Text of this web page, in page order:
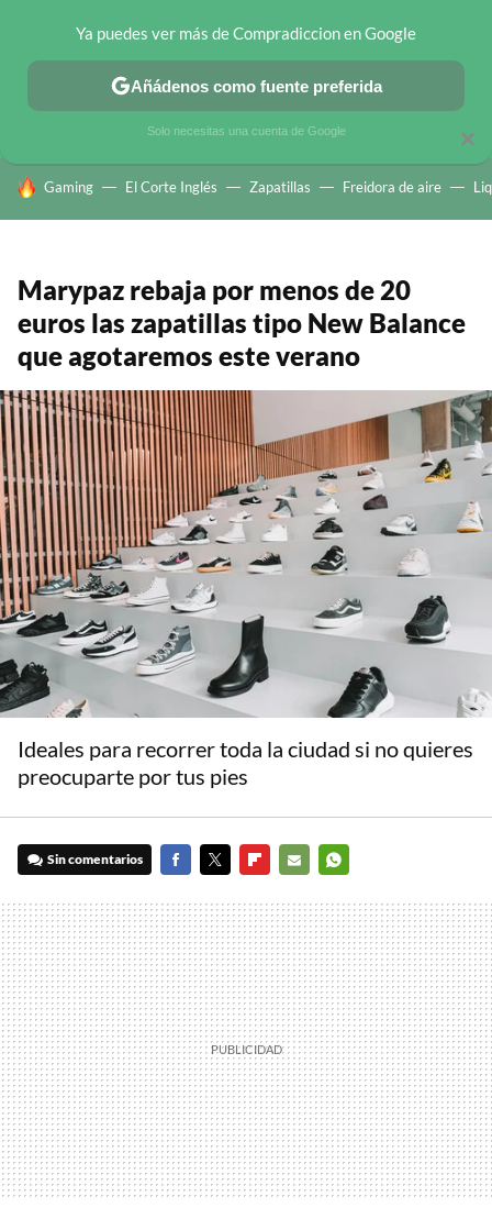
CHOLLOS TELEGRAM OFERTAS EN MÓVILES OFERTAS EN
HOY SE HABLA DE
Gaming El Corte Inglés Zapatillas Freidora de aire
Marypaz rebaja por menos de 20
euros las zapatillas tipo New Balance
que agotaremos este verano
Ideales para recorrer toda la ciudad si no quieres
preocuparte por tus pies
Sin comentarios
MAIL
×
Ya puedes ver más de Compradiccion en Google
Añádenos como fuente preferida
Solo necesitas una cuenta de Google